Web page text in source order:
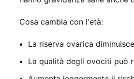
Cosa cambia con l'età:
La riserva ovarica diminuisce
La qualità degli ovociti può